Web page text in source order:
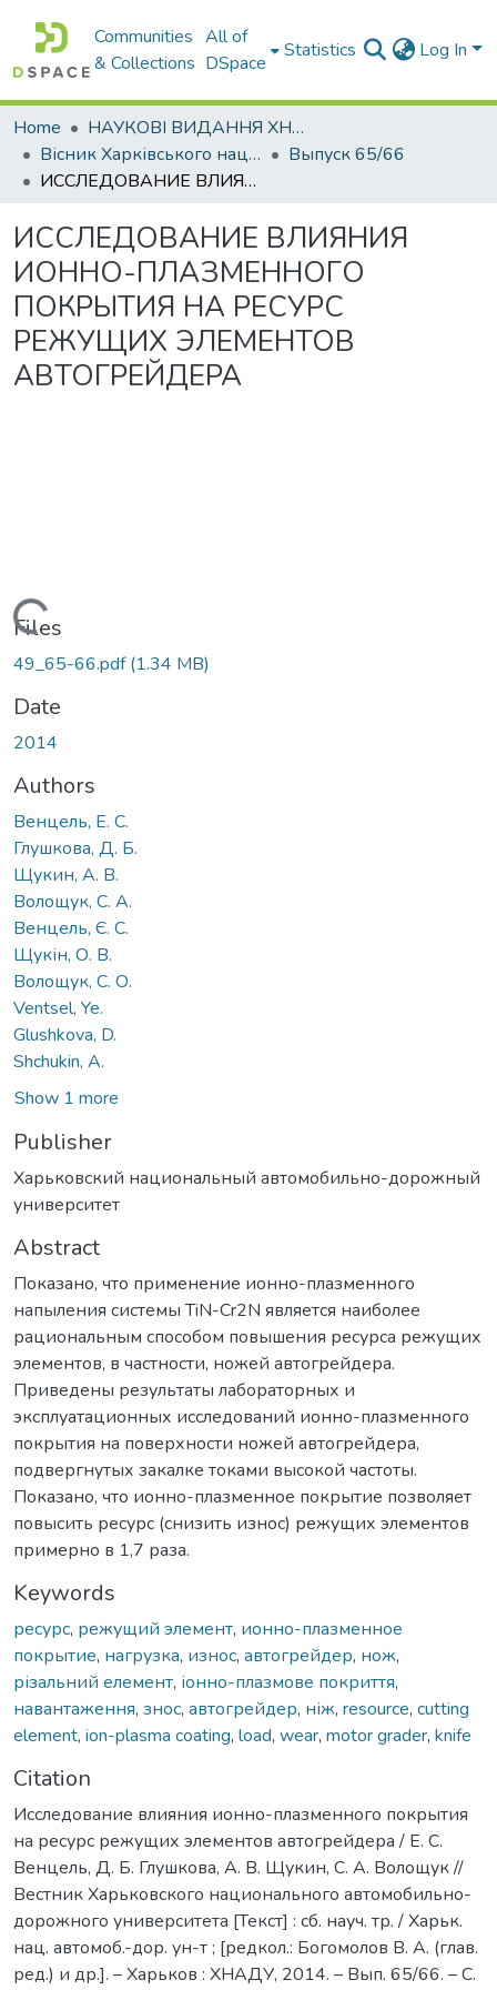
Communities
& Collections
All of
DSpace
Statistics Log In
Home
НАУКОВІ ВИДАННЯ ХНАДУ
Вісник Харківського національного автомобільно-дорожнього університету / Вестник Харьковского национального автомобильно-дорожного университета
Выпуск 65/66
ИССЛЕДОВАНИЕ ВЛИЯНИЯ ИОННО-ПЛАЗМЕННОГО ПОКРЫТИЯ НА РЕСУРС РЕЖУЩИХ ЭЛЕМЕНТОВ АВТОГРЕЙДЕРА
ИССЛЕДОВАНИЕ ВЛИЯНИЯ
ИОННО-ПЛАЗМЕННОГО
ПОКРЫТИЯ НА РЕСУРС
РЕЖУЩИХ ЭЛЕМЕНТОВ
АВТОГРЕЙДЕРА
Loading...
Files
49_65-66.pdf(1.34 MB)
Date
2014
Authors
Венцель, Е. С.
Глушкова, Д. Б.
Щукин, А. В.
Волощук, С. А.
Венцель, Є. С.
Щукін, О. В.
Волощук, С. О.
Ventsel, Ye.
Glushkova, D.
Shchukin, A.
Show 1 more
Publisher
Харьковский национальный автомобильно-дорожный
университет
Abstract
Показано, что применение ионно-плазменного
напыления системы TiN-Cr2N является наиболее
рациональным способом повышения ресурса режущих
элементов, в частности, ножей автогрейдера.
Приведены результаты лабораторных и
эксплуатационных исследований ионно-плазменного
покрытия на поверхности ножей автогрейдера,
подвергнутых закалке токами высокой частоты.
Показано, что ионно-плазменное покрытие позволяет
повысить ресурс (снизить износ) режущих элементов
примерно в 1,7 раза.
Keywords
ресурс, режущий элемент, ионно-плазменное
покрытие, нагрузка, износ, автогрейдер, нож,
різальний елемент, іонно-плазмове покриття,
навантаження, знос, автогрейдер, ніж, resource, cutting
element, ion-plasma coating, load, wear, motor grader, knife
Citation
Исследование влияния ионно-плазменного покрытия
на ресурс режущих элементов автогрейдера / Е. С.
Венцель, Д. Б. Глушкова, А. В. Щукин, С. А. Волощук //
Вестник Харьковского национального автомобильно-
дорожного университета [Текст] : сб. науч. тр. / Харьк.
нац. автомоб.-дор. ун-т ; [редкол.: Богомолов В. А. (глав.
ред.) и др.]. – Харьков : ХНАДУ, 2014. – Вып. 65/66. – C.